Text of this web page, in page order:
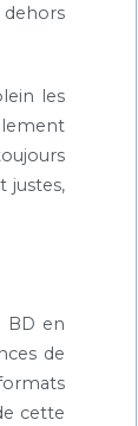
les
justes,
BD en
de
cette